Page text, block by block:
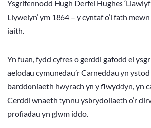
Ysgrifennodd Hugh Derfel Hughes
Llywelyn’ ym 1864 – y cyntaf o’i fath
iaith.
Yn fuan, fydd cyfres o gerddi gafodd ei
aelodau cymunedau’r Carneddau yn
barddoniaeth hwyrach yn y flwyddyn, yn
Cerddi wnaeth tynnu ysbrydoliaeth o’r
profiadau yn glwm iddo.